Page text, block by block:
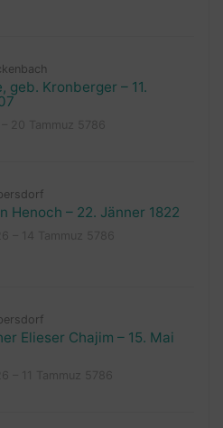
geb. Kronberger – 11.
Henoch – 22. Jänner 1822
Elieser Chajim – 15. Mai